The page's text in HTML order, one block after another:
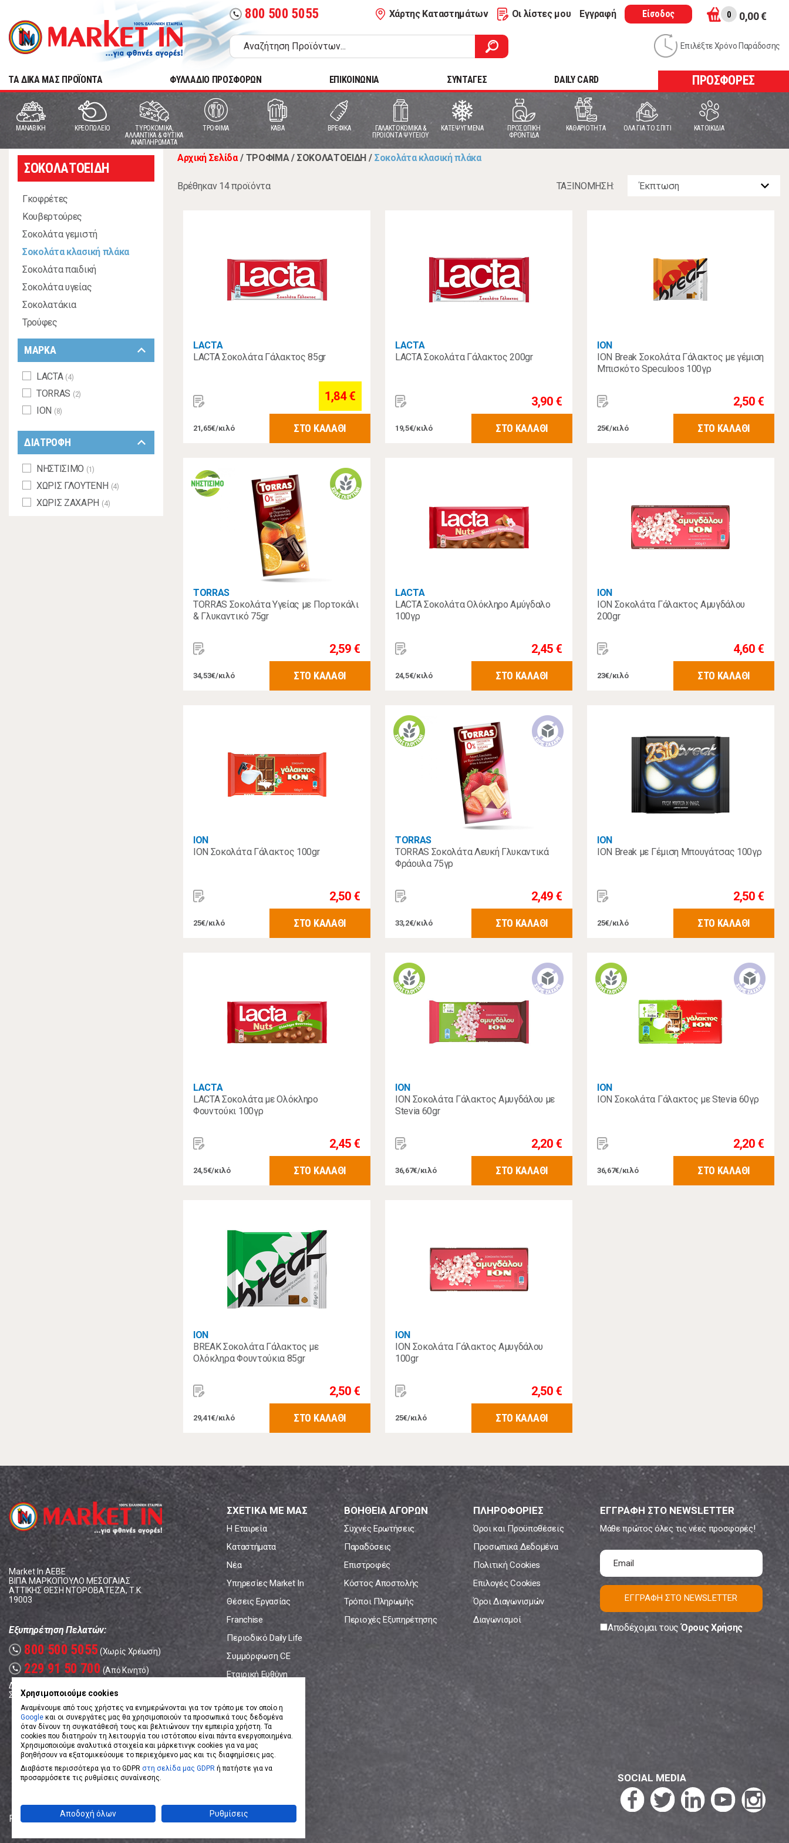
call 800 500 5055 Χάρτης Καταστημάτων Οι λίστες μου Εγγραφή Είσοδος 0 0,00 €
Επιλέξτε Χρόνο Παράδοσης
TA ΔΙΚΑ ΜΑΣ ΠΡΟΪΟΝΤΑ ΦΥΛΛΑΔΙΟ ΠΡΟΣΦΟΡΩΝ ΕΠΙΚΟΙΝΩΝΙΑ ΣΥΝΤΑΓΕΣ DAILY CARD ΠΡΟΣΦΟΡΕΣ
MANABIKH ΚΡΕΟΠΩΛΕΙΟ
ΤΥΡΟΚΟΜΙΚΑ,
ΑΛΛΑΝΤΙΚΑ & ΦΥΤΙΚΑ
ΑΝΑΠΛΗΡΩΜΑΤΑ
ΤΡΟΦΙΜΑ ΚΑΒΑ ΒΡΕΦΙΚΑ
ΓΑΛΑΚΤΟΚΟΜΙΚΑ &
ΠΡΟΙΟΝΤΑ ΨΥΓΕΙΟΥ
ΚΑΤΕΨΥΓΜΕΝΑ
ΠΡΟΣΩΠΙΚΗ
ΦΡΟΝΤΙΔΑ
ΚΑΘΑΡΙΟΤΗΤΑ ΟΛΑ ΓΙΑ ΤΟ ΣΠΙΤΙ ΚΑΤΟΙΚΙΔΙΑ
ΣΟΚΟΛΑΤΟΕΙΔΗ
Γκοφρέτες
Κουβερτούρες
Σοκολάτα γεμιστή
Σοκολάτα κλασική πλάκα
Σοκολάτα παιδική
Σοκολάτα υγείας
Σοκολατάκια
Τρούφες
ΜΑΡΚΑ keyboard_arrow_down
LACTA (4)
TORRAS (2)
ΙΟΝ (8)
ΔΙΑΤΡΟΦΗ keyboard_arrow_down
ΝΗΣΤΙΣΙΜΟ (1)
ΧΩΡΙΣ ΓΛΟΥΤΕΝΗ (4)
ΧΩΡΙΣ ΖΑΧΑΡΗ (4)
Αρχική Σελίδα / ΤΡΟΦΙΜΑ / ΣΟΚΟΛΑΤΟΕΙΔΗ / Σοκολάτα κλασική πλάκα
Βρέθηκαν 14 προϊόντα ΤΑΞΙΝOΜΗΣΗ:
LACTA
LACTA Σοκολάτα Γάλακτος 85gr
1,84 €
21,65€/κιλό ΣΤΟ ΚΑΛΑΘΙ
LACTA
LACTA Σοκολάτα Γάλακτος 200gr
3,90 €
19,5€/κιλό ΣΤΟ ΚΑΛΑΘΙ
ΙΟΝ
ΙΟΝ Break Σοκολάτα Γάλακτος με γέμιση
Μπισκότο Speculoos 100γρ
2,50 €
25€/κιλό ΣΤΟ ΚΑΛΑΘΙ
TORRAS
TORRAS Σοκολάτα Υγείας με Πορτοκάλι
& Γλυκαντικό 75gr
2,59 €
34,53€/κιλό ΣΤΟ ΚΑΛΑΘΙ
LACTA
LACTA Σοκολάτα Ολόκληρο Αμύγδαλο
100γρ
2,45 €
24,5€/κιλό ΣΤΟ ΚΑΛΑΘΙ
ΙΟΝ
ION Σοκολάτα Γάλακτος Αμυγδάλου
200gr
4,60 €
23€/κιλό ΣΤΟ ΚΑΛΑΘΙ
ΙΟΝ
ION Σοκολάτα Γάλακτος 100gr
2,50 €
25€/κιλό ΣΤΟ ΚΑΛΑΘΙ
TORRAS
TORRAS Σοκολάτα Λευκή Γλυκαντικά
Φράουλα 75γρ
2,49 €
33,2€/κιλό ΣΤΟ ΚΑΛΑΘΙ
ΙΟΝ
ΙΟΝ Break με Γέμιση Μπουγάτσας 100γρ
2,50 €
25€/κιλό ΣΤΟ ΚΑΛΑΘΙ
LACTA
LACTA Σοκολάτα με Ολόκληρο
Φουντούκι 100γρ
2,45 €
24,5€/κιλό ΣΤΟ ΚΑΛΑΘΙ
ΙΟΝ
ION Σοκολάτα Γάλακτος Αμυγδάλου με
Stevia 60gr
2,20 €
36,67€/κιλό ΣΤΟ ΚΑΛΑΘΙ
ΙΟΝ
ION Σοκολάτα Γάλακτος με Stevia 60γρ
2,20 €
36,67€/κιλό ΣΤΟ ΚΑΛΑΘΙ
ΙΟΝ
BREAK Σοκολάτα Γάλακτος με
Ολόκληρα Φουντούκια 85gr
2,50 €
29,41€/κιλό ΣΤΟ ΚΑΛΑΘΙ
ΙΟΝ
ION Σοκολάτα Γάλακτος Αμυγδάλου
100gr
2,50 €
25€/κιλό ΣΤΟ ΚΑΛΑΘΙ
Market In ΑΕΒΕ
ΒΙΠΑ ΜΑΡΚΟΠΟΥΛΟ ΜΕΣΟΓΑΙΑΣ
ΑΤΤΙΚΗΣ ΘΕΣΗ ΝΤΟΡΟΒΑΤΕΖΑ, Τ.Κ.
19003
Εξυπηρέτηση Πελατών:
call 800 500 5055 (Χωρίς Χρέωση)
call 229 91 50 700 (Από Κινητό)
Δευτέρα - Παρασκευή: 08:00 - 17:00
Σάββατο: 08:00 – 14:00
ΣΧΕΤΙΚΑ ΜΕ ΜΑΣ
Η Εταιρεία
Καταστήματα
Νέα
Υπηρεσίες Market In
Θέσεις Εργασίας
Franchise
Περιοδικό Daily Life
Συμμόρφωση CE
Εταιρική Ευθύνη
ΒΟΗΘΕΙΑ ΑΓΟΡΩΝ
Συχνές Ερωτήσεις
Παραδόσεις
Επιστροφές
Κόστος Αποστολής
Τρόποι Πληρωμής
Περιοχές Εξυπηρέτησης
ΠΛΗΡΟΦΟΡΙΕΣ
Όροι και Προϋποθέσεις
Προσωπικά Δεδομένα
Πολιτική Cookies
Επιλογές Cookies
Όροι Διαγωνισμών
Διαγωνισμοί
ΕΓΓΡΑΦΗ ΣΤΟ NEWSLETTER
Μάθε πρώτος όλες τις νέες προσφορές!
ΕΓΓΡΑΦΗ ΣΤΟ NEWSLETTER
Αποδέχομαι τουςΌρους Χρήσης
SOCIAL MEDIA
Powered by eShopKeyDesigned by Koolmetrix
Χρησιμοποιούμε cookies
Αναμένουμε από τους χρήστες να ενημερώνονται για τον τρόπο με τον οποίο η
Google και οι συνεργάτες μας θα χρησιμοποιούν τα προσωπικά τους δεδομένα
όταν δίνουν τη συγκατάθεσή τους και βελτιώνουν την εμπειρία χρήστη. Τα
cookies που διατηρούν τη λειτουργία του ιστότοπου είναι πάντα ενεργοποιημένα.
Χρησιμοποιούμε αναλυτικά στοιχεία και μάρκετινγκ cookies για να μας
βοηθήσουν να εξατομικεύουμε το περιεχόμενο μας και τις διαφημίσεις μας.
Διαβάστε περισσότερα για το GDPR στη σελίδα μας GDPR ή πατήστε για να
προσαρμόσετε τις ρυθμίσεις συναίνεσης.
Αποδοχή όλων Ρυθμίσεις